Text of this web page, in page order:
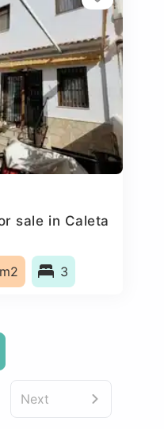
sale in Caleta
3
Next